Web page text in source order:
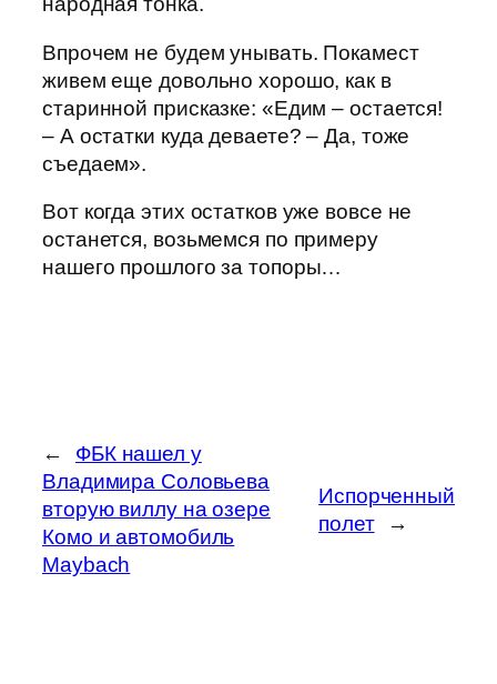
Впрочем не будем унывать. Покамест
живем еще довольно хорошо, как в
старинной присказке: «Едим – остается!
– А остатки куда деваете? – Да, тоже
съедаем».
Вот когда этих остатков уже вовсе не
останется, возьмемся по примеру
нашего прошлого за топоры…
←
ФБК нашел у
Владимира Соловьева
вторую виллу на озере
Комо и автомобиль
Maybach
Испорченный
полет
→